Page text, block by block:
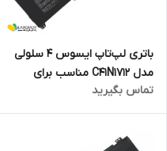
باتری لپ‌تاپ ایسوس 4 سلولی
مدل C41N1712 مناسب برای
لپ‌تاپ ASUS ROG Zephyrus
GX501
تماس بگیرید